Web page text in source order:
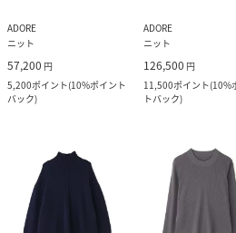
ADORE
ニット
57,200 円
5,200ポイント(10%ポイント
バック)
ADORE
ニット
126,500 円
11,500ポイント(10%
トバック)